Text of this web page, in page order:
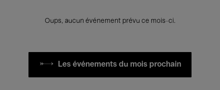
Oups, aucun événement prévu ce mois-ci.
Les événements du mois prochain